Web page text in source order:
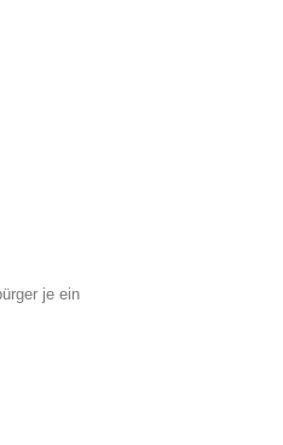
je ein